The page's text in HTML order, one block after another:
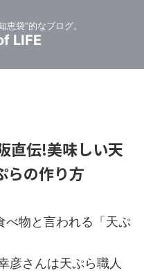
袋”的なブログ。
LIFE
直伝!美味しい天
らの作り方
べ物と言われる「天ぷ
彦さんは天ぷら職人